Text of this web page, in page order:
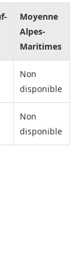
Moyenne
Alpes-
Maritimes
Non
disponible
Non
disponible